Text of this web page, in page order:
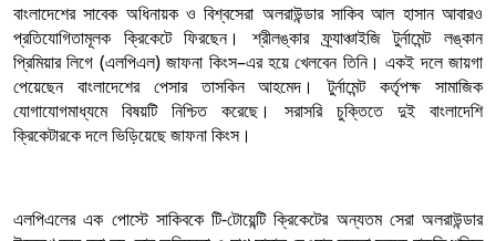
বাংলাদেশের সাবেক অধিনায়ক ও বিশ্বসেরা অলরাউন্ডার সাকিব আল হাসান আবারও
প্রতিযোগিতামূলক ক্রিকেটে ফিরছেন। শ্রীলঙ্কার ফ্র্যাঞ্চাইজি টুর্নামেন্ট লঙ্কান
প্রিমিয়ার লিগে (এলপিএল) জাফনা কিংস–এর হয়ে খেলবেন তিনি। একই দলে জায়গা
পেয়েছেন বাংলাদেশের পেসার তাসকিন আহমেদ। টুর্নামেন্ট কর্তৃপক্ষ সামাজিক
যোগাযোগমাধ্যমে বিষয়টি নিশ্চিত করেছে। সরাসরি চুক্তিতে দুই বাংলাদেশি
ক্রিকেটারকে দলে ভিড়িয়েছে জাফনা কিংস।
এলপিএলের এক পোস্টে সাকিবকে টি-টোয়েন্টি ক্রিকেটের অন্যতম সেরা অলরাউন্ডার